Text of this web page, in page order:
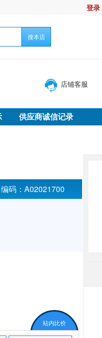
登录
搜本店
店铺客服
供应商诚信记录
码： A02021700
站内比价